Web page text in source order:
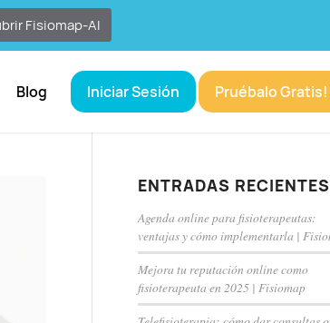
Blog Iniciar Sesión Pruébalo Gratis!
ENTRADAS RECIENTES
Agenda online para fisioterapeutas:
ventajas y cómo implementarla |
Mejora tu reputación online como
fisioterapeuta en 2025 | Fisiomap
Fisiomap-AI